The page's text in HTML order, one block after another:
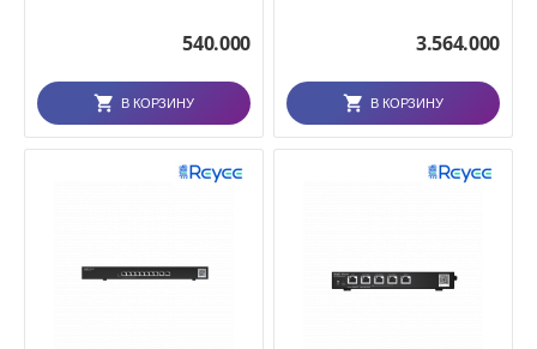
540.000
В КОРЗИНУ
3.564.000
В КОРЗИНУ